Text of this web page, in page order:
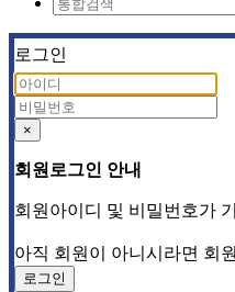
로그인
×
회원로그인 안내
회원아이디 및 비밀번호가
아직 회원이 아니시라면 회
로그인